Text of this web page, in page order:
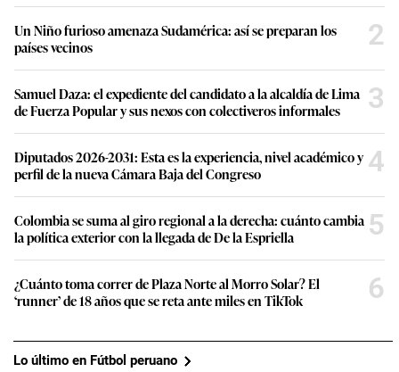
Un Niño furioso amenaza Sudamérica: así se preparan los
países vecinos
2
Samuel Daza: el expediente del candidato a la alcaldía de Lima
de Fuerza Popular y sus nexos con colectiveros informales
3
Diputados 2026-2031: Esta es la experiencia, nivel académico y
perfil de la nueva Cámara Baja del Congreso
4
Colombia se suma al giro regional a la derecha: cuánto cambia
la política exterior con la llegada de De la Espriella
5
¿Cuánto toma correr de Plaza Norte al Morro Solar? El
‘runner’ de 18 años que se reta ante miles en TikTok
6
Lo último en Fútbol peruano